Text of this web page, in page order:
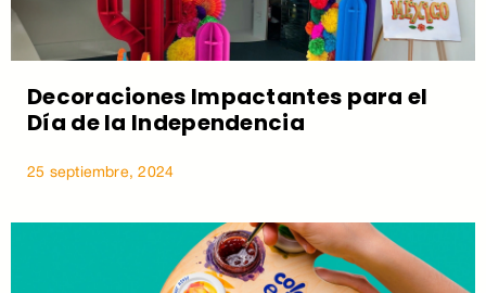
Decoraciones Impactantes para el
Día de la Independencia
25 septiembre, 2024